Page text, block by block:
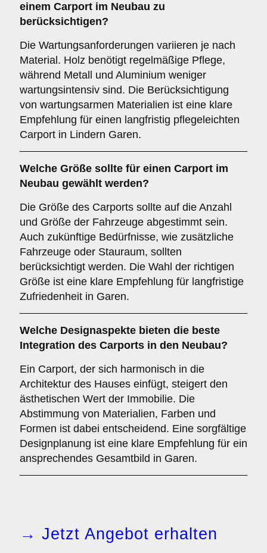
einem Carport im Neubau zu
berücksichtigen?
Die Wartungsanforderungen variieren je nach
Material. Holz benötigt regelmäßige Pflege,
während Metall und Aluminium weniger
wartungsintensiv sind. Die Berücksichtigung
von wartungsarmen Materialien ist eine klare
Empfehlung für einen langfristig pflegeleichten
Carport in Lindern Garen.
Welche Größe sollte für einen Carport im
Neubau gewählt werden?
Die Größe des Carports sollte auf die Anzahl
und Größe der Fahrzeuge abgestimmt sein.
Auch zukünftige Bedürfnisse, wie zusätzliche
Fahrzeuge oder Stauraum, sollten
berücksichtigt werden. Die Wahl der richtigen
Größe ist eine klare Empfehlung für langfristige
Zufriedenheit in Garen.
Welche Designaspekte bieten die beste
Integration des Carports in den Neubau?
Ein Carport, der sich harmonisch in die
Architektur des Hauses einfügt, steigert den
ästhetischen Wert der Immobilie. Die
Abstimmung von Materialien, Farben und
Formen ist dabei entscheidend. Eine sorgfältige
Designplanung ist eine klare Empfehlung für ein
ansprechendes Gesamtbild in Garen.
→ Jetzt Angebot erhalten